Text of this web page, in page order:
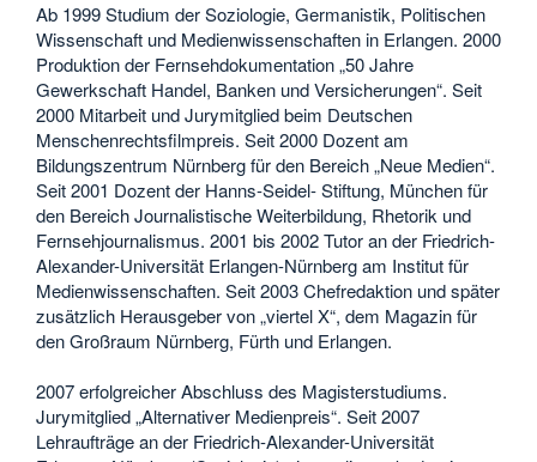
Ab 1999 Studium der Soziologie, Germanistik, Politischen
Wissenschaft und Medienwissenschaften in Erlangen. 2000
Produktion der Fernsehdokumentation „50 Jahre
Gewerkschaft Handel, Banken und Versicherungen“. Seit
2000 Mitarbeit und Jurymitglied beim Deutschen
Menschenrechtsfilmpreis. Seit 2000 Dozent am
Bildungszentrum Nürnberg für den Bereich „Neue Medien“.
Seit 2001 Dozent der Hanns-Seidel- Stiftung, München für
den Bereich Journalistische Weiterbildung, Rhetorik und
Fernsehjournalismus. 2001 bis 2002 Tutor an der Friedrich-
Alexander-Universität Erlangen-Nürnberg am Institut für
Medienwissenschaften. Seit 2003 Chefredaktion und später
zusätzlich Herausgeber von „viertel X“, dem Magazin für
den Großraum Nürnberg, Fürth und Erlangen.
2007 erfolgreicher Abschluss des Magisterstudiums.
Jurymitglied „Alternativer Medienpreis“. Seit 2007
Lehraufträge an der Friedrich-Alexander-Universität